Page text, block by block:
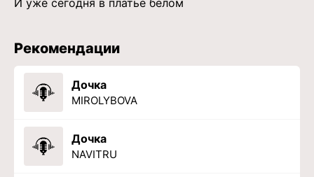
И уже сегодня в платье белом
Рекомендации
Дочка
MIROLYBOVA
Дочка
NAVITRU